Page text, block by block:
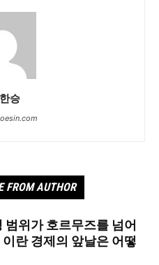
승
FROM AUTHOR
범위가 호르무즈를 넘어
란 경제의 앞날은 어떻